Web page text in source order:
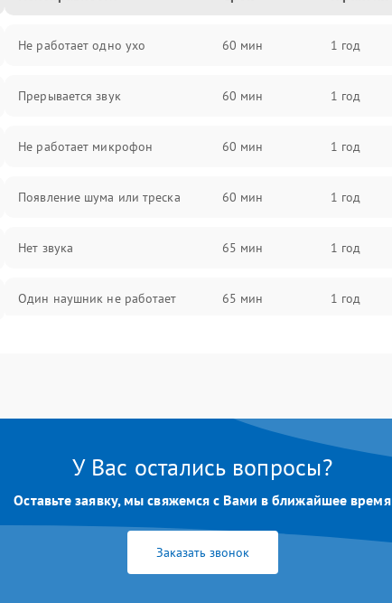
Не работает одно ухо 60 мин 1 год
Прерывается звук 60 мин 1 год
Не работает микрофон 60 мин 1 год
Появление шума или треска 60 мин 1 год
Нет звука 65 мин 1 год
Один наушник не работает 65 мин 1 год
1 год
У Вас остались вопросы?
Оставьте заявку, мы свяжемся с Вами в ближайшее время
Заказать звонок